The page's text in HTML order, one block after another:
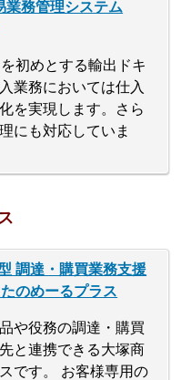
業務管理システム
初めとする輸出ドキ
業務においては仕入
を実現します。さら
にも対応していま
調達・購買業務支援
のめーるプラス
や役務の調達・購買
と連携できる大塚商
です。 お客様専用の